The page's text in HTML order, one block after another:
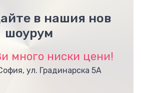
в нашия нов
шоурум
много ниски цени!
ул. Градинарска 5А